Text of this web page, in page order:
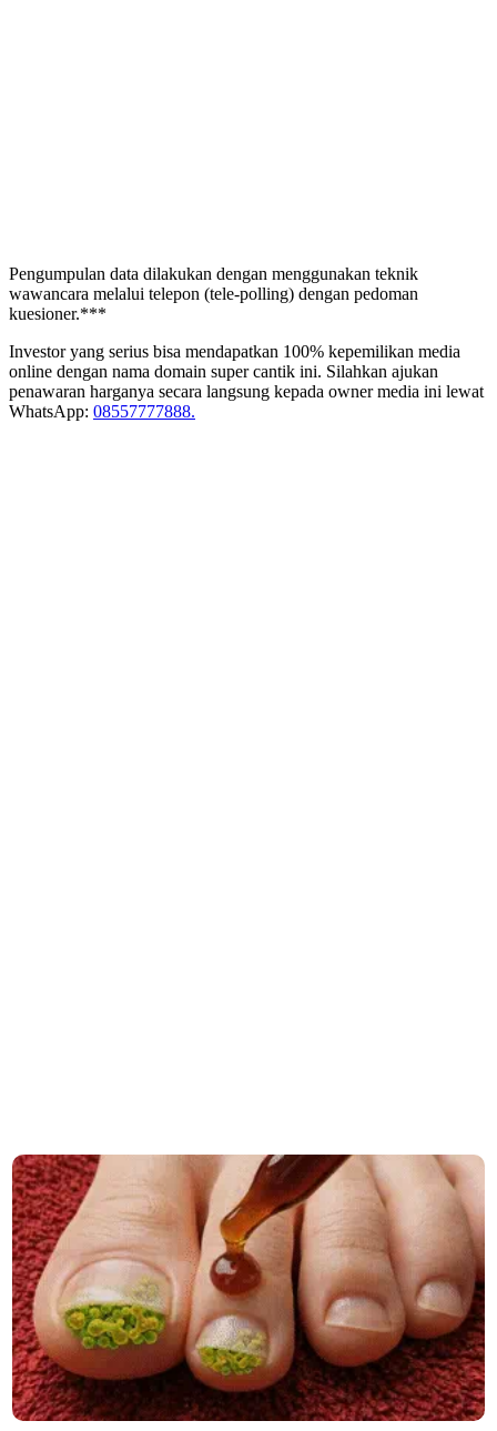
Pengumpulan data dilakukan dengan menggunakan teknik
wawancara melalui telepon (tele-polling) dengan pedoman
kuesioner.***
Investor yang serius bisa mendapatkan 100% kepemilikan media
online dengan nama domain super cantik ini. Silahkan ajukan
penawaran harganya secara langsung kepada owner media ini lewat
WhatsApp: 08557777888.